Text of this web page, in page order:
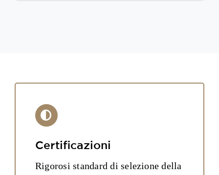
Certificazioni
Rigorosi standard di selezione della